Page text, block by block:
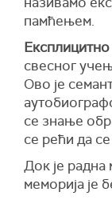
памћењем.
свесног
Ово је
се знање
се рећи да
Док је радна
меморија је